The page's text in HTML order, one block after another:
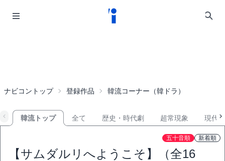
ナビコントップ 登録作品 韓流コーナー（韓ドラ）
韓流トップ 全て 歴史・時代劇 超常現象 現代
五十音順 新着順
【サムダルリへようこそ】（全16